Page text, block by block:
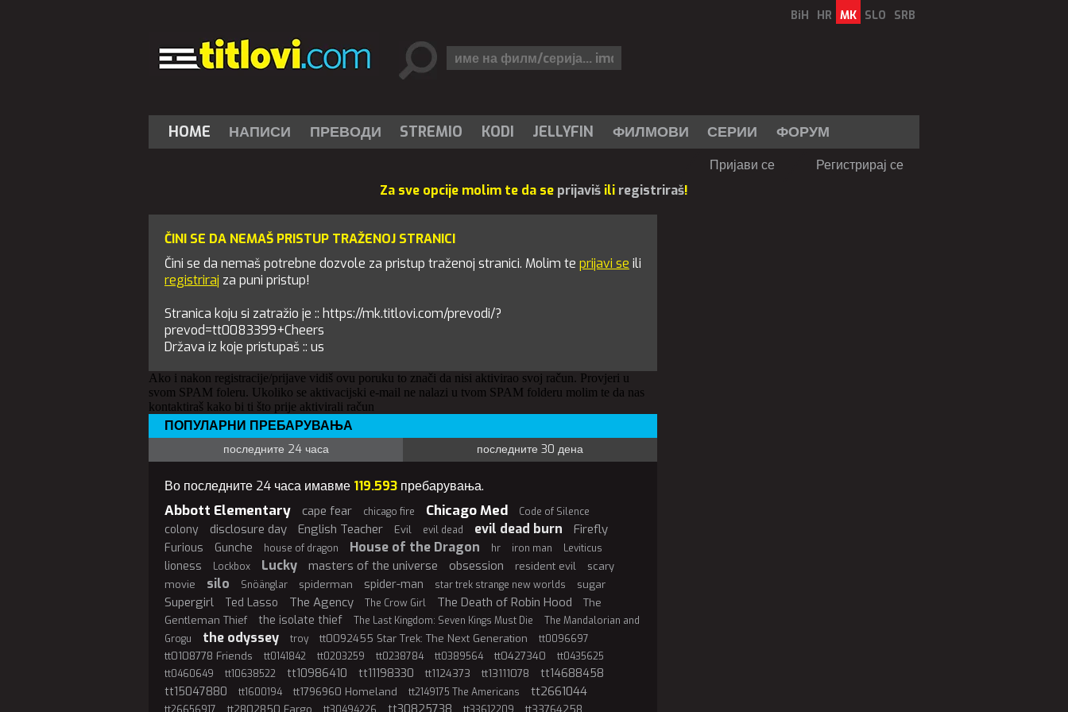
BiH HR MK SLO SRB
HOME НАПИСИ ПРЕВОДИ STREMIO KODI JELLYFIN ФИЛМОВИ СЕРИИ ФОРУМ
Пријави се
Регистрирај се
Za sve opcije molim te da se prijaviš ili registriraš!
ČINI SE DA NEMAŠ PRISTUP TRAŽENOJ STRANICI
Čini se da nemaš potrebne dozvole za pristup traženoj stranici. Molim te prijavi se ili
registriraj za puni pristup!
Stranica koju si zatražio je :: https://mk.titlovi.com/prevodi/?
prevod=tt0083399+Cheers
Država iz koje pristupaš :: us
Ako i nakon registracije/prijave vidiš ovu poruku to znači da nisi aktivirao svoj račun. Provjeri u
svom SPAM foleru. Ukoliko se aktivacijski e-mail ne nalazi u tvom SPAM folderu molim te da nas
kontaktiraš kako bi ti što prije aktivirali račun
ПОПУЛАРНИ ПРЕБАРУВАЊА
последните 24 часа последните 30 дена
Во последните 24 часа имавме 119.593 пребарувања.
Abbott Elementary cape fear chicago fire Chicago Med Code of Silence
colony disclosure day English Teacher Evil evil dead evil dead burn Firefly
Furious Gunche house of dragon House of the Dragon hr iron man Leviticus
lioness Lockbox Lucky masters of the universe obsession resident evil
scary
movie
silo Snöänglar spiderman spider-man star trek strange new worlds sugar
Supergirl Ted Lasso The Agency The Crow Girl The Death of Robin Hood
The
Gentleman Thief
the isolate thief The Last Kingdom: Seven Kings Must Die
The Mandalorian and
Grogu
the odyssey troy tt0092455 Star Trek: The Next Generation tt0096697
tt0108778 Friends tt0141842 tt0203259 tt0238784 tt0389564 tt0427340
tt0435625
tt0460649
tt10638522 tt10986410 tt11198330 tt1124373 tt13111078
tt14688458
tt15047880
tt1600194 tt1796960 Homeland tt2149175 The Americans tt2661044
tt2802850 Fargo tt33764258